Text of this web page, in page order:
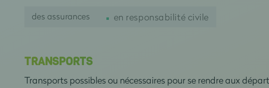
des assurances en responsabilité civile
TRANSPORTS
Transports possibles ou nécessaires pour se rendre aux